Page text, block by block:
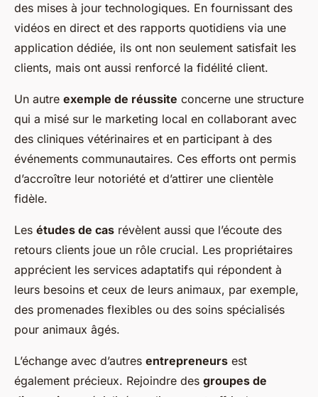
des mises à jour technologiques. En fournissant des
vidéos en direct et des rapports quotidiens via une
application dédiée, ils ont non seulement satisfait les
clients, mais ont aussi renforcé la fidélité client.
Un autre exemple de réussite concerne une structure
qui a misé sur le marketing local en collaborant avec
des cliniques vétérinaires et en participant à des
événements communautaires. Ces efforts ont permis
d’accroître leur notoriété et d’attirer une clientèle
fidèle.
Les études de cas révèlent aussi que l’écoute des
retours clients joue un rôle crucial. Les propriétaires
apprécient les services adaptatifs qui répondent à
leurs besoins et ceux de leurs animaux, par exemple,
des promenades flexibles ou des soins spécialisés
pour animaux âgés.
L’échange avec d’autres entrepreneurs est
également précieux. Rejoindre des groupes de